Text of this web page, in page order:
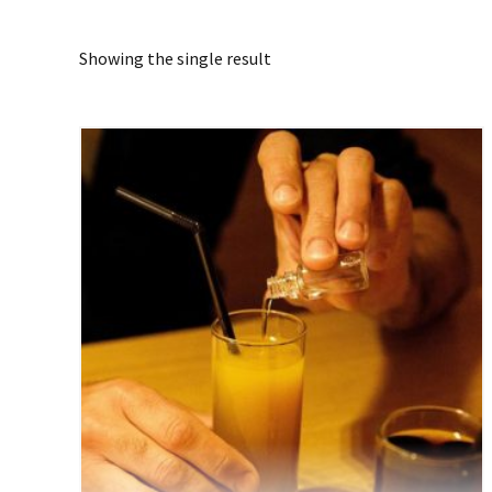
Showing the single result